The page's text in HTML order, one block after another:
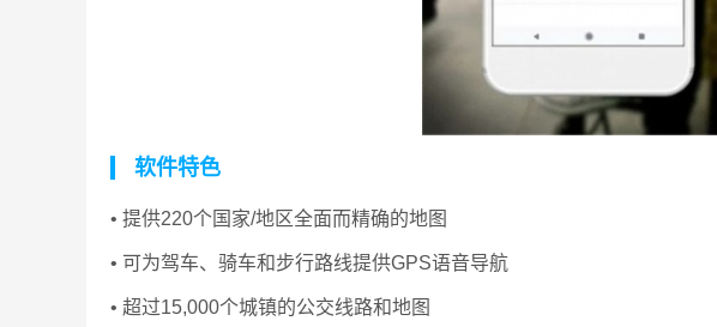
软件特色
• 提供220个国家/地区全面而精确的地图
• 可为驾车、骑车和步行路线提供GPS语音导航
• 超过15,000个城镇的公交线路和地图